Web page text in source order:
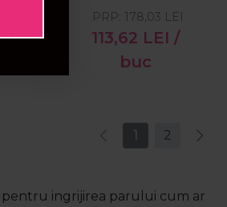
si
/
250ml + balsam
250ml + ulei Velvet
Oil 30ml
113,62 LEI /
buc
PRP: 178,03 LEI
1 2
ingrijirea parului cum ar